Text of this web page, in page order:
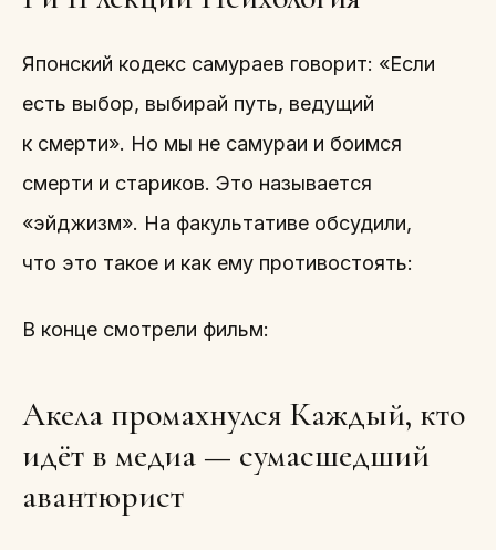
Японский кодекс самураев говорит: «Если
есть выбор, выбирай путь, ведущий
к смерти». Но мы не самураи и боимся
смерти и стариков. Это называется
«эйджизм». На факультативе обсудили,
что это такое и как ему противостоять:
В конце смотрели фильм:
Акела промахнулся Каждый, кто
идёт в медиа — сумасшедший
авантюрист